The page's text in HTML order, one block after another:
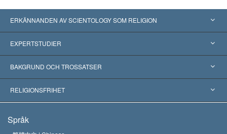
ERKÄNNANDEN AV SCIENTOLOGY SOM RELIGION
USA
Erkännanden världen över
Viktiga domstolsutslag
EXPERTSTUDIER
Expertutlåtanden, ordnade efter kategori
Världens främsta experter
BAKGRUND OCH TROSSATSER
L. Ron Hubbard
RELIGIONSFRIHET
Språk